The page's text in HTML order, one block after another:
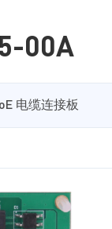
00A
电缆连接板